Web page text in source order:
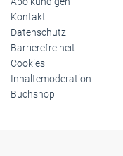
Kontakt
Datenschutz
Barrierefreiheit
Cookies
Inhaltemoderation
Buchshop